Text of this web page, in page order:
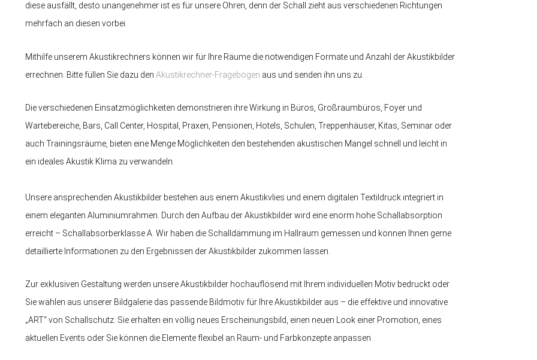
diese ausfällt, desto unangenehmer ist es für unsere Ohren, denn der Schall zieht aus verschiedenen Richtungen
mehrfach an diesen vorbei.
Mithilfe unserem Akustikrechners können wir für Ihre Räume die notwendigen Formate und Anzahl der Akustikbilder
errechnen. Bitte füllen Sie dazu den Akustikrechner-Fragebogen aus und senden ihn uns zu.
Die verschiedenen Einsatzmöglichkeiten demonstrieren ihre Wirkung in Büros, Großraumbüros, Foyer und
Wartebereiche, Bars, Call Center, Hospital, Praxen, Pensionen, Hotels, Schulen, Treppenhäuser, Kitas, Seminar oder
auch Trainingsräume, bieten eine Menge Möglichkeiten den bestehenden akustischen Mangel schnell und leicht in
ein ideales Akustik Klima zu verwandeln.
Unsere ansprechenden Akustikbilder bestehen aus einem Akustikvlies und einem digitalen Textildruck integriert in
einem eleganten Aluminiumrahmen. Durch den Aufbau der Akustikbilder wird eine enorm hohe Schallabsorption
erreicht – Schallabsorberklasse A. Wir haben die Schalldämmung im Hallraum gemessen und können Ihnen gerne
detaillierte Informationen zu den Ergebnissen der Akustikbilder zukommen lassen.
Zur exklusiven Gestaltung werden unsere Akustikbilder hochauflösend mit Ihrem individuellen Motiv bedruckt oder
Sie wählen aus unserer Bildgalerie das passende Bildmotiv für Ihre Akustikbilder aus – die effektive und innovative
„ART“ von Schallschutz. Sie erhalten ein völlig neues Erscheinungsbild, einen neuen Look einer Promotion, eines
aktuellen Events oder Sie können die Elemente flexibel an Raum- und Farbkonzepte anpassen